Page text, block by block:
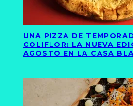
UNA PIZZA DE
COLIFLOR: LA NUEVA
AGOSTO EN LA CASA